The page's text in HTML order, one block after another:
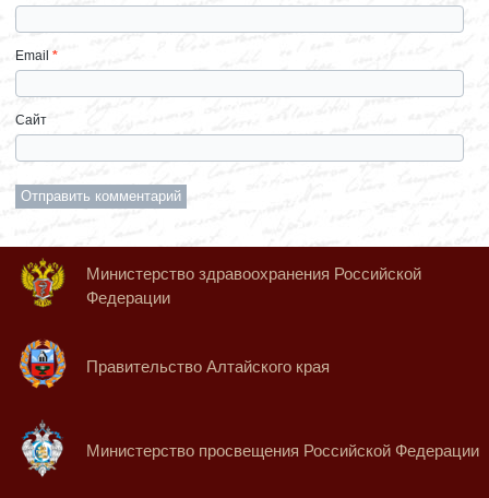
Email*
Сайт
Министерство здравоохранения Российской
Федерации
Правительство Алтайского края
Министерство просвещения Российской Федерации